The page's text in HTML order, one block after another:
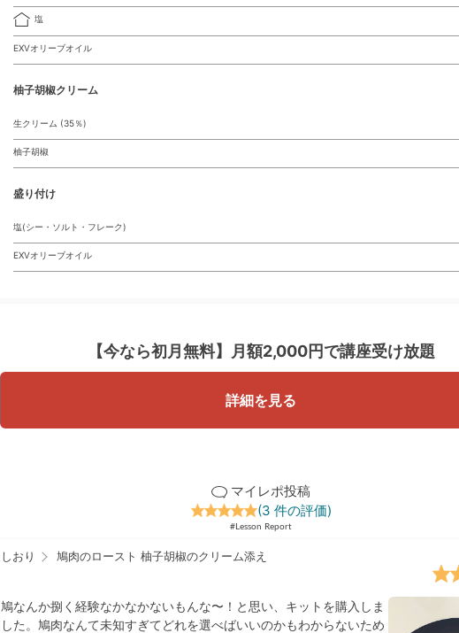
塩
EXVオリーブオイル
柚子胡椒クリーム
生クリーム (35％)
柚子胡椒
盛り付け
塩(シー・ソルト・フレーク)
EXVオリーブオイル
【今なら初月無料】 月額2,000円で講座受け放題
詳細を見る
マイレポ投稿
(3 件の評価)
#Lesson Report
しおり 鳩肉のロースト 柚子胡椒のクリーム添え
鳩なんか捌く経験なかなかないもんな〜！と思い、キットを購入しま
した。鳩肉なんて未知すぎてどれを選べばいいのかもわからないため